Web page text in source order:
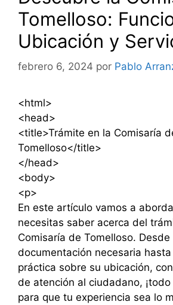
Tomelloso:
Ubicación y
febrero 6, 2024 por Pablo
<html>
<head>
<title>Trámite en la Comisaría
Tomelloso</title>
</head>
<body>
<p>
En este artículo vamos a
necesitas saber acerca del
Comisaría de Tomelloso. Desde
documentación necesaria
práctica sobre su ubicación,
de atención al ciudadano,
para que tu experiencia sea lo